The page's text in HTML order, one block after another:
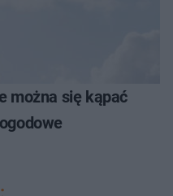
można się kąpać